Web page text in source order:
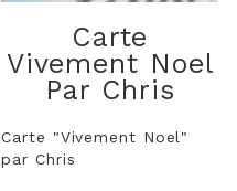
Carte
Vivement Noel
Par Chris
Carte "Vivement Noel"
par Chris